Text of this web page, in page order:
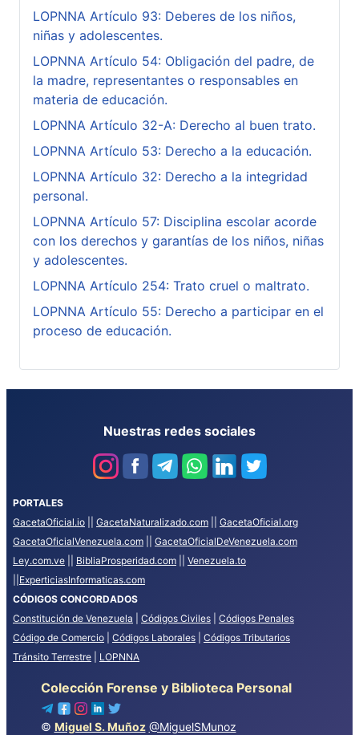
LOPNNA Artículo 93: Deberes de los niños,
niñas y adolescentes.
LOPNNA Artículo 54: Obligación del padre, de
la madre, representantes o responsables en
materia de educación.
LOPNNA Artículo 32-A: Derecho al buen trato.
LOPNNA Artículo 53: Derecho a la educación.
LOPNNA Artículo 32: Derecho a la integridad
personal.
LOPNNA Artículo 57: Disciplina escolar acorde
con los derechos y garantías de los niños, niñas
y adolescentes.
LOPNNA Artículo 254: Trato cruel o maltrato.
LOPNNA Artículo 55: Derecho a participar en el
proceso de educación.
Nuestras redes sociales
PORTALES
GacetaOficial.io
GacetaNaturalizado.com
GacetaOficial.org
GacetaOficialVenezuela.com
GacetaOficialDeVenezuela.com
Ley.com.ve
BibliaProsperidad.com
Venezuela.to
ExperticiasInformaticas.com
CÓDIGOS CONCORDADOS
Constitución de Venezuela
Códigos Civiles
Códigos Penales
Código de Comercio
Códigos Laborales
Códigos Tributarios
Tránsito Terrestre
LOPNNA
Colección Forense y Biblioteca Personal
© Miguel S. Muñoz @MiguelSMunoz